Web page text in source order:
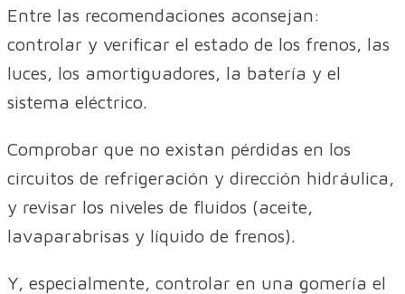
Entre las recomendaciones aconsejan:
controlar y verificar el estado de los frenos, las
luces, los amortiguadores, la batería y el
sistema eléctrico.
Comprobar que no existan pérdidas en los
circuitos de refrigeración y dirección hidráulica,
y revisar los niveles de fluidos (aceite,
lavaparabrisas y líquido de frenos).
Y, especialmente, controlar en una gomería el